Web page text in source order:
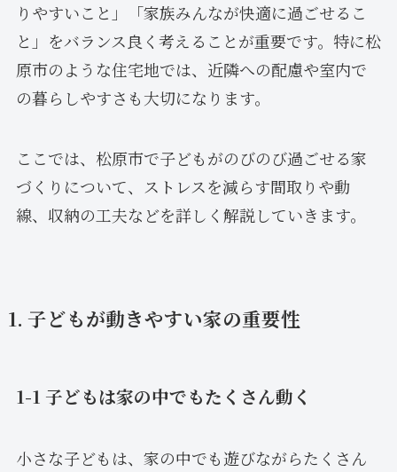
りやすいこと」「家族みんなが快適に過ごせるこ
と」をバランス良く考えることが重要です。特に松
原市のような住宅地では、近隣への配慮や室内で
の暮らしやすさも大切になります。
ここでは、松原市で子どもがのびのび過ごせる家
づくりについて、ストレスを減らす間取りや動
線、収納の工夫などを詳しく解説していきます。
1. 子どもが動きやすい家の重要性
1-1 子どもは家の中でもたくさん動く
小さな子どもは、家の中でも遊びながらたくさん